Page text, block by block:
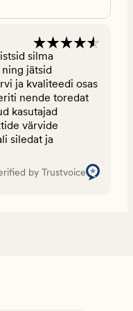
silma
jätsid
ja kvaliteedi osas
nende toredat
kasutajad
värvide
siledat ja
by Trustvoice